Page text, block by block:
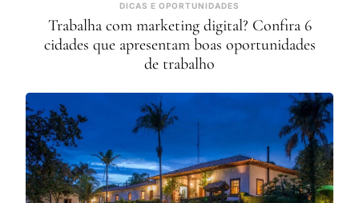
DICAS E OPORTUNIDADES
Trabalha com marketing digital? Confira 6
cidades que apresentam boas oportunidades
de trabalho